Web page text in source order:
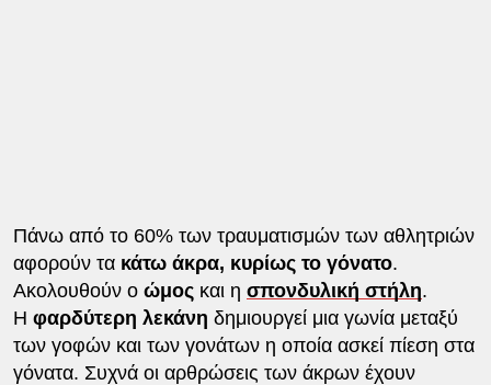
Πάνω από το 60% των τραυματισμών των αθλητριών
αφορούν τα κάτω άκρα, κυρίως το γόνατο.
Ακολουθούν ο ώμοςκαι η σπονδυλική στήλη.
Η φαρδύτερη λεκάνη δημιουργεί μια γωνία μεταξύ
των γοφών και των γονάτων η οποία ασκεί πίεση στα
γόνατα. Συχνά οι αρθρώσεις των άκρων έχουν